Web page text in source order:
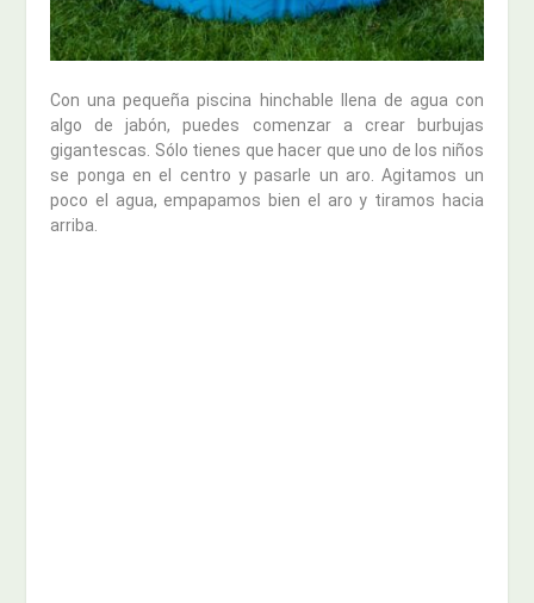
Con una pequeña piscina hinchable llena de agua con
algo de jabón, puedes comenzar a crear burbujas
gigantescas. Sólo tienes que hacer que uno de los niños
se ponga en el centro y pasarle un aro. Agitamos un
poco el agua, empapamos bien el aro y tiramos hacia
arriba.